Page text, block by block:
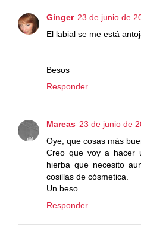
Ginger 23 de junio de
El labial se me está
Besos
Responder
Mareas 23 de junio de
Oye, que cosas más
Creo que voy a hacer
hierba que necesito
cosillas de cósmetica.
Un beso.
Responder